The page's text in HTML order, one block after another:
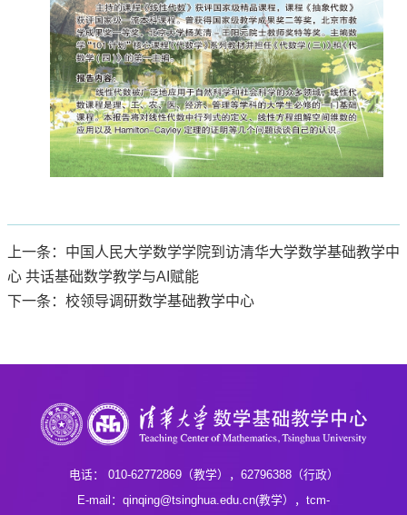
上一条：中国人民大学数学学院到访清华大学数学基础教学中
心 共话基础数学教学与AI赋能
下一条：校领导调研数学基础教学中心
电话： 010-62772869（教学），62796388（行政）
E-mail：qinqing@tsinghua.edu.cn(教学），tcm-